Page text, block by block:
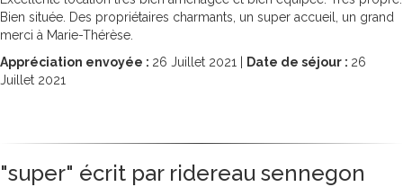
Bien située. Des propriétaires charmants, un super accueil, un grand
merci à Marie-Thérèse.
Appréciation envoyée : 26 Juillet 2021 | Date de séjour : 26
Juillet 2021
"super" écrit par ridereau sennegon